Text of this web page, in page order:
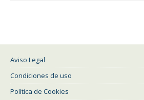
Aviso Legal
Condiciones de uso
Política de Cookies